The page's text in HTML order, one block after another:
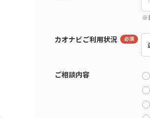
カオナビご利用状況
ご相談内容